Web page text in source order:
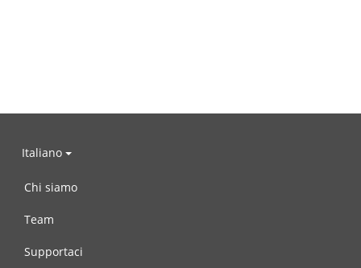
Italiano
Chi siamo
Team
Supportaci